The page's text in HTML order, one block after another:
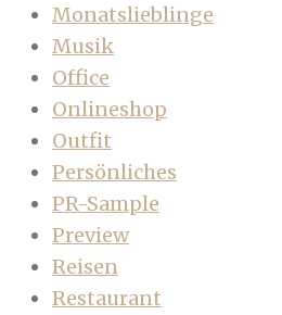
Monatslieblinge
Musik
Office
Onlineshop
Outfit
Persönliches
PR-Sample
Preview
Reisen
Restaurant